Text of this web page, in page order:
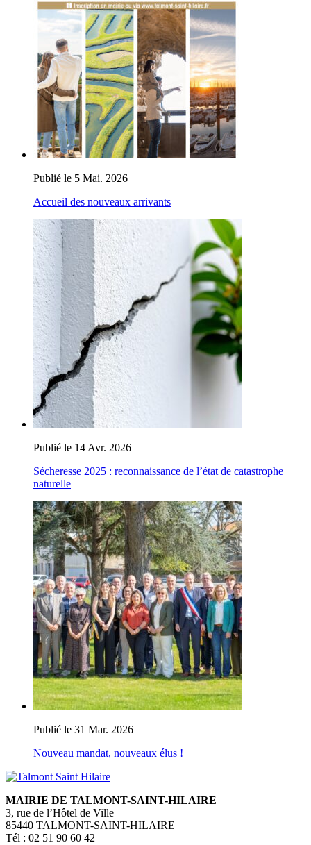
Publié le 5 Mai. 2026
Accueil des nouveaux arrivants
Publié le 14 Avr. 2026
Sécheresse 2025 : reconnaissance de l’état de catastrophe
naturelle
Publié le 31 Mar. 2026
Nouveau mandat, nouveaux élus !
MAIRIE DE TALMONT-SAINT-HILAIRE
3, rue de l’Hôtel de Ville
85440 TALMONT-SAINT-HILAIRE
Tél : 02 51 90 60 42